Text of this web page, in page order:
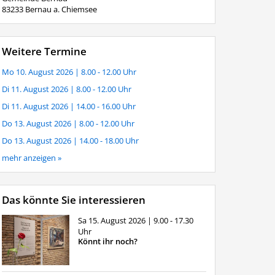
83233 Bernau a. Chiemsee
Weitere Termine
Mo 10. August 2026 | 8.00 - 12.00 Uhr
Di 11. August 2026 | 8.00 - 12.00 Uhr
Di 11. August 2026 | 14.00 - 16.00 Uhr
Do 13. August 2026 | 8.00 - 12.00 Uhr
Do 13. August 2026 | 14.00 - 18.00 Uhr
mehr anzeigen »
Das könnte Sie interessieren
Sa 15. August 2026 | 9.00 - 17.30
Uhr
Könnt ihr noch?